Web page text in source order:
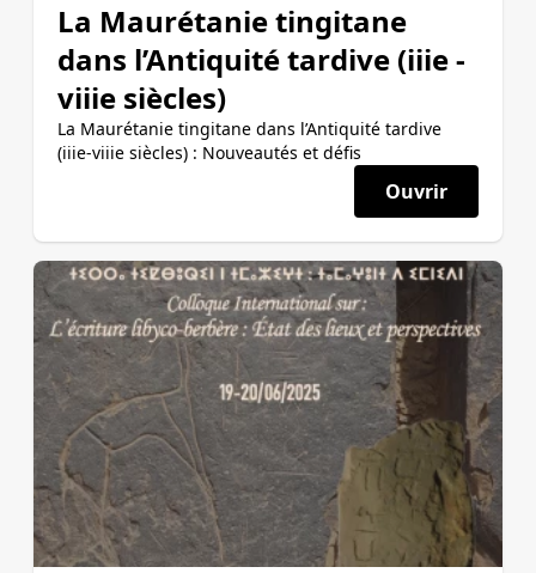
La Maurétanie tingitane
dans l’Antiquité tardive (iiie -
viiie siècles)
La Maurétanie tingitane dans l’Antiquité tardive
(iiie-viiie siècles) : Nouveautés et défis
Ouvrir